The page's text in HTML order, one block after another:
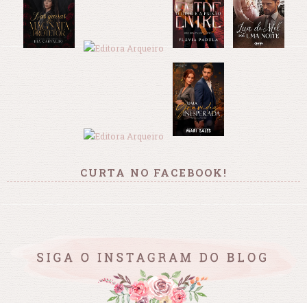
CURTA NO FACEBOOK!